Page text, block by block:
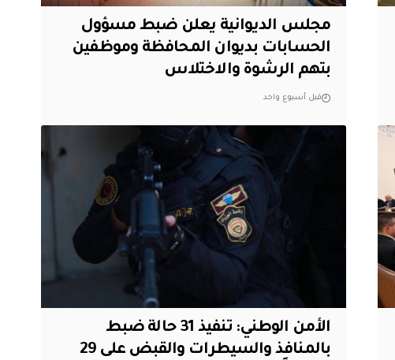
مجلس الديوانية يعلن ضبط مسؤول
الحسابات بديوان المحافظة وموظفين
بتهم الرشوة والاختلاس
قبل أسبوع واحد
الأمن الوطني: تنفيذ 31 حالة ضبط
بالمنافذ والسيطرات والقبض على 29